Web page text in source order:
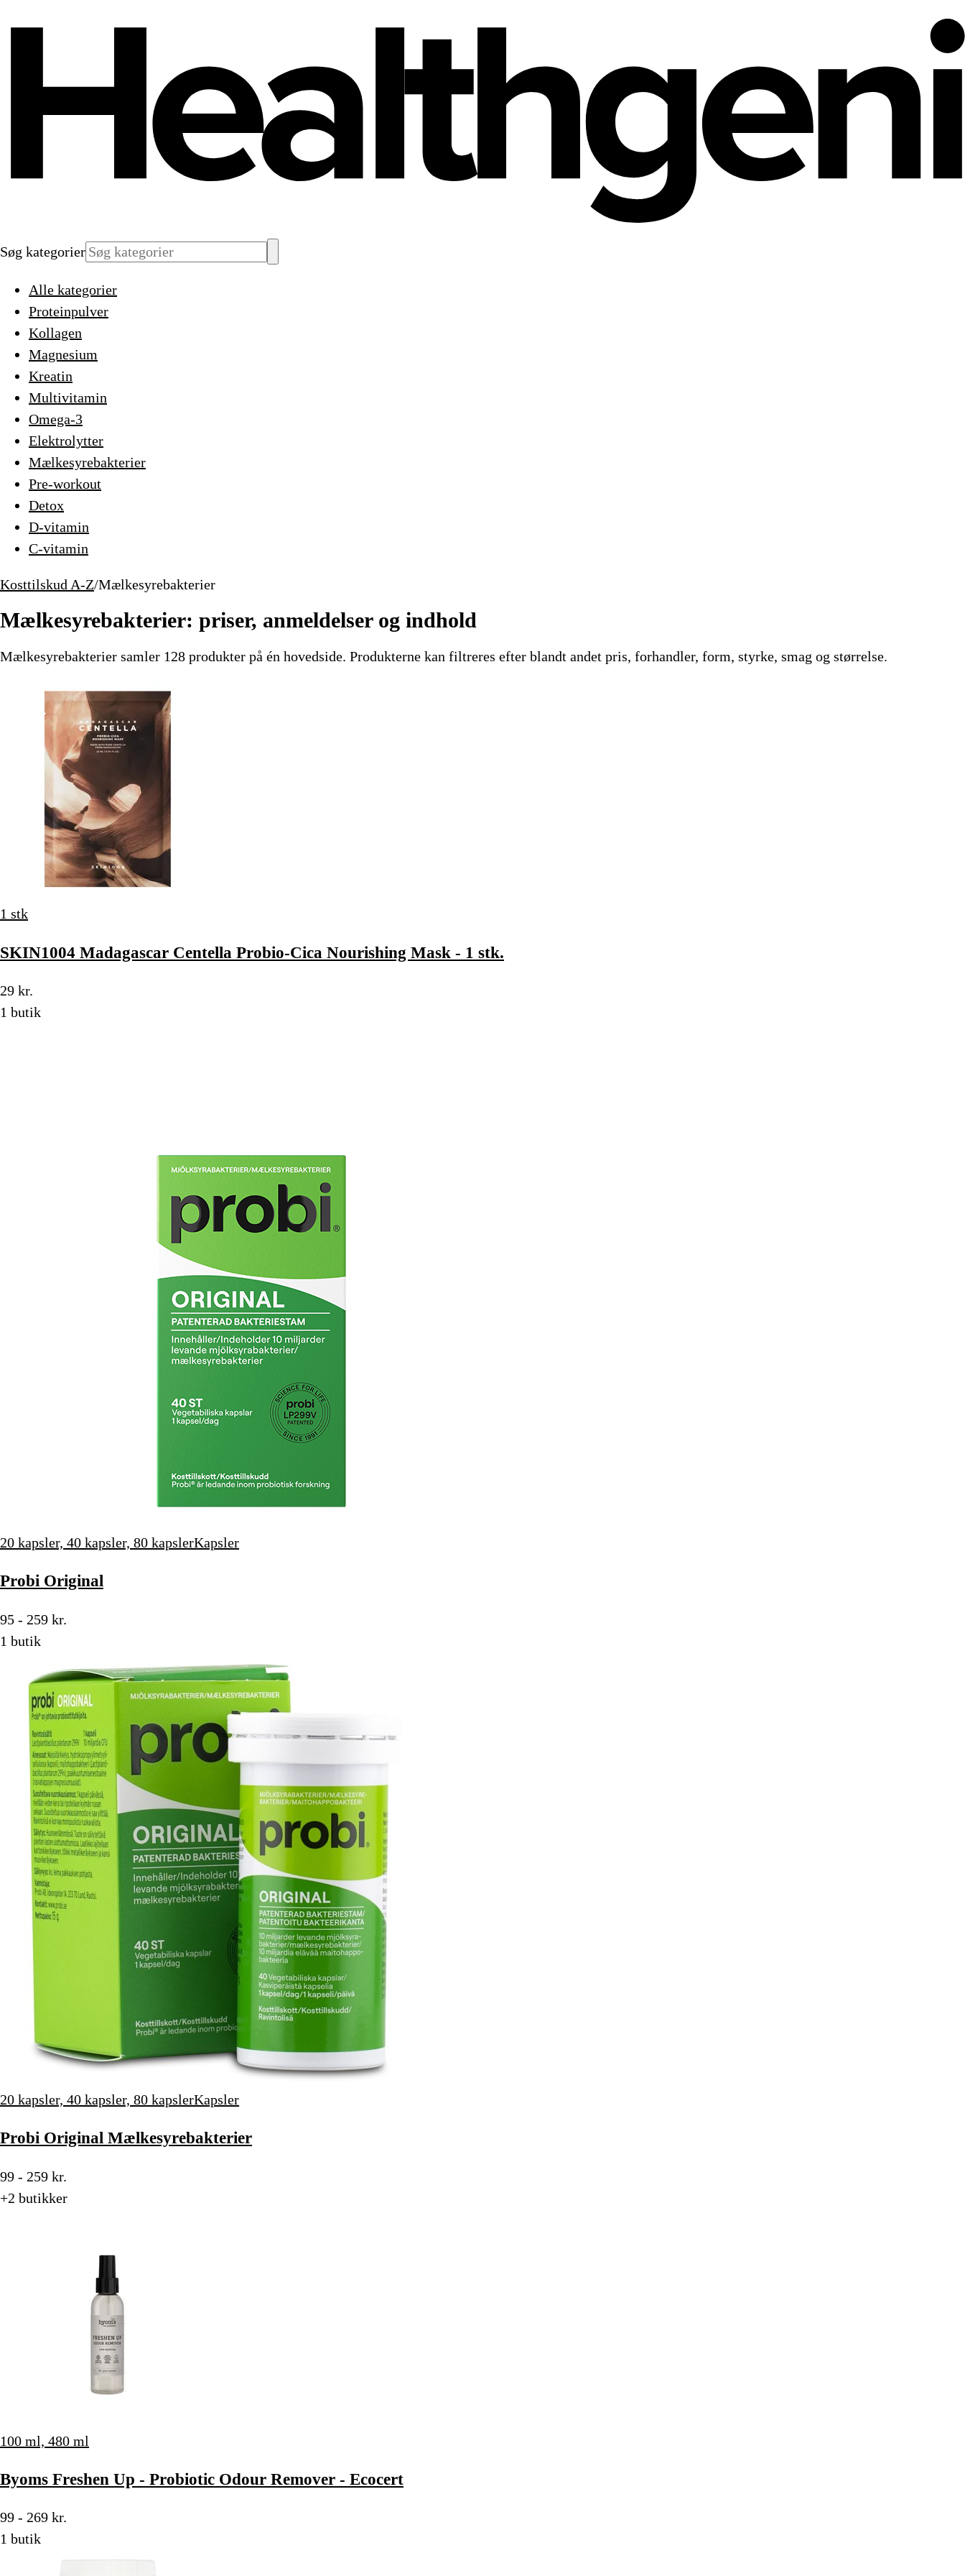
Søg kategorier
Alle kategorier
Proteinpulver
Kollagen
Magnesium
Kreatin
Multivitamin
Omega-3
Elektrolytter
Mælkesyrebakterier
Pre-workout
Detox
D-vitamin
C-vitamin
Kosttilskud A-Z/Mælkesyrebakterier
Mælkesyrebakterier: priser, anmeldelser og indhold
Mælkesyrebakterier samler 128 produkter på én hovedside. Produkterne kan filtreres efter blandt andet pris, forhandler, form, styrke, smag og størrelse.
1 stk
SKIN1004 Madagascar Centella Probio-Cica Nourishing Mask - 1 stk.
29 kr.
1 butik
20 kapsler, 40 kapsler, 80 kapslerKapsler
Probi Original
95 - 259 kr.
1 butik
20 kapsler, 40 kapsler, 80 kapslerKapsler
Probi Original Mælkesyrebakterier
99 - 259 kr.
+2 butikker
100 ml, 480 ml
Byoms Freshen Up - Probiotic Odour Remover - Ecocert
99 - 269 kr.
1 butik